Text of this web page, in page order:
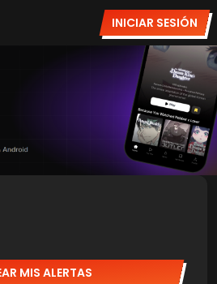
INICIAR SESIÓN
MIS ALERTAS